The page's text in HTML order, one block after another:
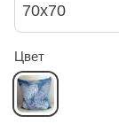
70х70
Цвет